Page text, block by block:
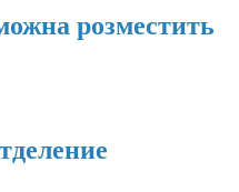
розместить